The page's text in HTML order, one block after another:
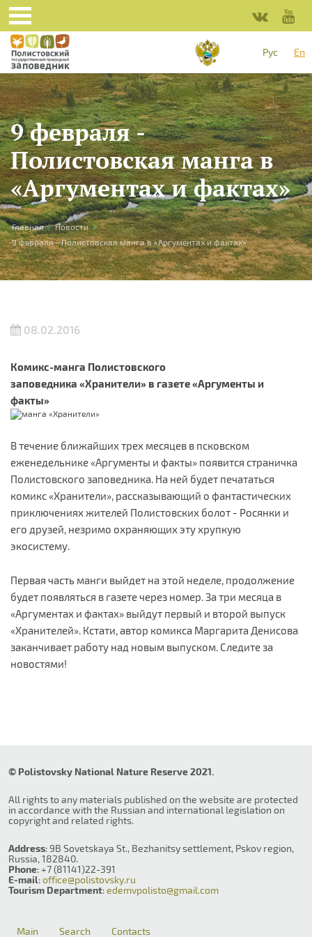
Skip to main content
Рус
En
9 февраля -
Полистовская манга в
«Аргументах и фактах»
You are here
Главная » Новости »
9 февраля - Полистовская манга в «Аргументах и фактах»
08.02.2016
Комикс-манга Полистовского
заповедника «Хранители» в газете «Аргументы и
факты»
В течение ближайших трех месяцев в псковском
еженедельнике «Аргументы и факты» появится страничка
Полистовского заповедника. На ней будет печататься
комикс «Хранители», рассказывающий о фантастических
приключениях жителей Полистовских болот - Росянки и
его друзей, незримо охраняющих эту хрупкую
экосистему.
Первая часть манги выйдет на этой неделе, продолжение
будет появляться в газете через номер. За три месяца в
«Аргументах и фактах» выйдут первый и второй выпуск
«Хранителей». Кстати, автор комикса Маргарита Денисова
заканчивает работу над новым выпуском. Следите за
новостями!
© Polistovsky National Nature Reserve 2021.
All rights to any materials published on the website are protected
in accordance with the Russian and international legislation on
copyright and related rights.
Address: 9B Sovetskaya St., Bezhanitsy settlement, Pskov region,
Russia, 182840.
Phone: +7 (81141)22-391
E-mail:office@polistovsky.ru
Tourism Department:edemvpolisto@gmail.com
Main Search Contacts